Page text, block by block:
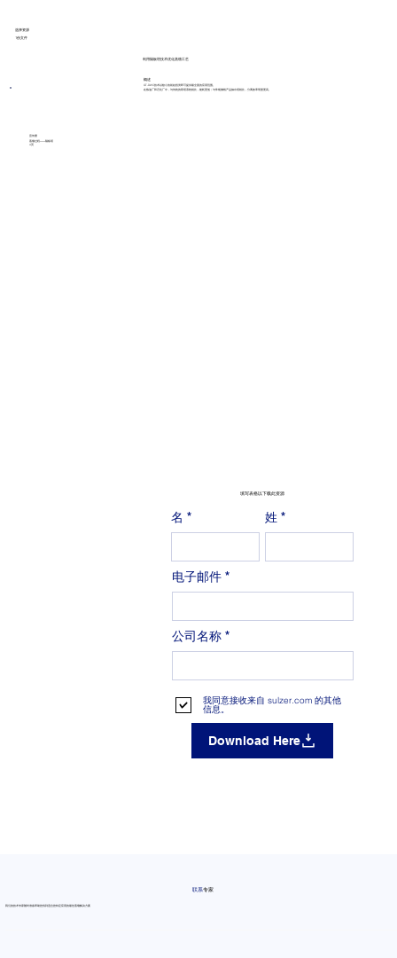
联系专家
我们的技术专家随时准备帮助您找到适合您特定应用的最佳蒸馏解决方案
选择资源
1份文件
宣传册
蒸馏过程——隔板塔
4页
利用隔板塔技术优化蒸馏工艺
概述
GT-DWC技术以较小的初始投资即可提供最全面的应用范围。
在炼油厂和石化厂中，与传统的双塔系统相比，能耗更低；与常规侧线产品抽出塔相比，分离效率明显更高。
名 姓
电子邮件
公司名称
我同意接收来自 sulzer.com 的其他
信息。
Download Here
填写表格以下载此资源